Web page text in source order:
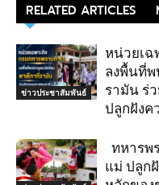
RELATED ARTICLES
ข่าวประชาสัมพันธ์
หน่วยเฉ
ลงพื้นที่พ
รามัน ร่
ปลูกฝังค
ทหารพ
แม่ ปลูก